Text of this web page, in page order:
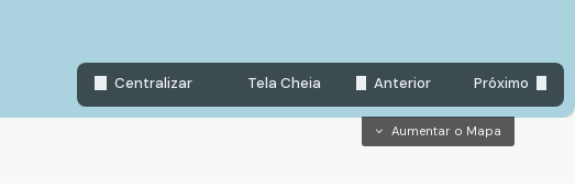
Aumentar o Mapa
Centralizar Tela Cheia Anterior Próximo